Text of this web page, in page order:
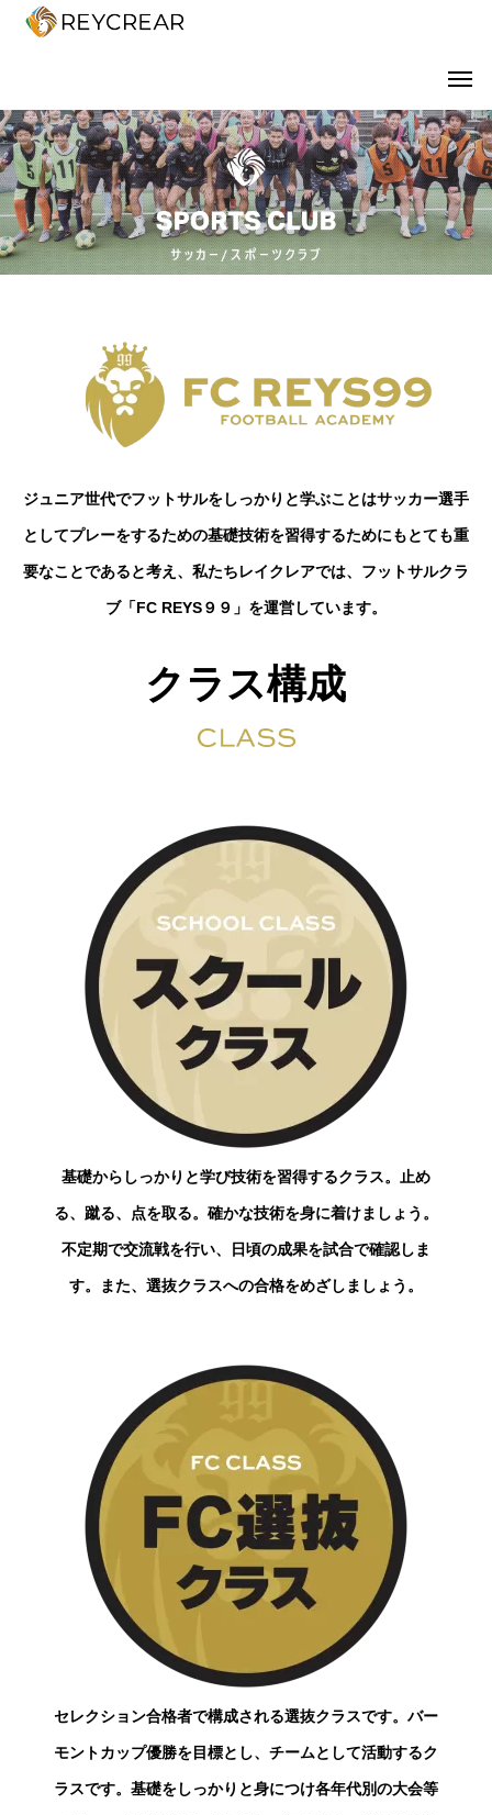
ジュニア世代でフットサルをしっかりと学ぶことはサッカー選手
としてプレーをするための基礎技術を習得するためにもとても重
要なことであると考え、私たちレイクレアでは、フットサルクラ
ブ「FC REYS９９」を運営しています。
クラス構成
基礎からしっかりと学び技術を習得するクラス。止め
る、蹴る、点を取る。確かな技術を身に着けましょう。
不定期で交流戦を行い、日頃の成果を試合で確認しま
す。また、選抜クラスへの合格をめざしましょう。
セレクション合格者で構成される選抜クラスです。バー
モントカップ優勝を目標とし、チームとして活動するク
ラスです。基礎をしっかりと身につけ各年代別の大会等